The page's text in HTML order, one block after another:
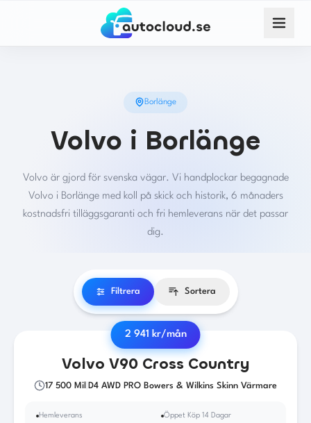
Borlänge
Volvo i Borlänge
Volvo är gjord för svenska vägar. Vi handplockar begagnade
Volvo i Borlänge med koll på skick och historik, 6 månaders
kostnadsfri tilläggsgaranti och fri hemleverans när det passar
dig.
Filtrera Sortera
2 941 kr/mån
Volvo V90 Cross Country
17 500 Mil D4 AWD PRO Bowers & Wilkins Skinn Värmare
Hemleverans Öppet Köp 14 Dagar